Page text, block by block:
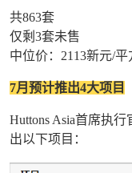
共863套
仅剩3套未售
中位价：2113新元/平
7月预计推出4大项目
Huttons Asia首席执
出以下项目：